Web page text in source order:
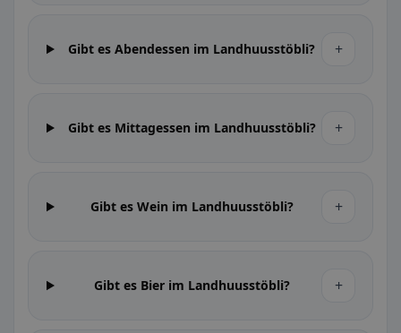
Gibt es Abendessen im Landhuusstöbli? +
Gibt es Mittagessen im Landhuusstöbli? +
Gibt es Wein im Landhuusstöbli? +
Gibt es Bier im Landhuusstöbli? +